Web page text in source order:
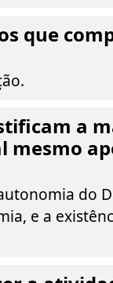
que
a
mesmo
do
e a